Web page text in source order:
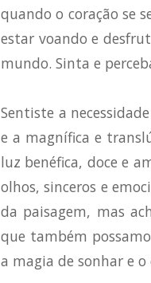
quando o coração se
estar voando e
mundo. Sinta e
Sentiste a
e a magnífica e
luz benéfica, doce e
olhos, sinceros e
da paisagem, mas
que também
a magia de sonhar e